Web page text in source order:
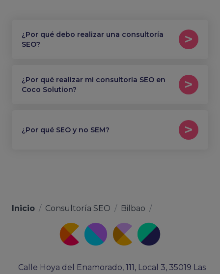
¿Por qué debo realizar una consultoría
SEO?
¿Por qué realizar mi consultoría SEO en
Coco Solution?
¿Por qué SEO y no SEM?
Inicio / Consultoría SEO / Bilbao /
Calle Hoya del Enamorado, 111, Local 3, 35019 Las